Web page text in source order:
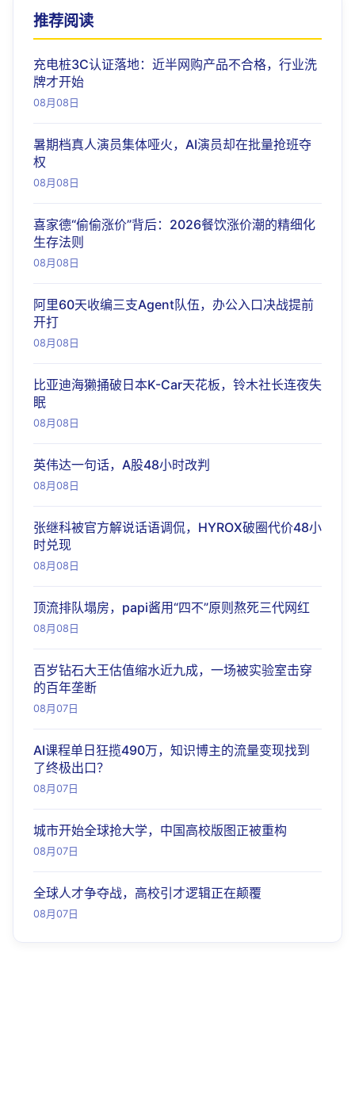
推荐阅读
充电桩3C认证落地：近半网购产品不合格，行业洗
牌才开始
08月08日
暑期档真人演员集体哑火，AI演员却在批量抢班夺
权
08月08日
喜家德“偷偷涨价”背后：2026餐饮涨价潮的精细化
生存法则
08月08日
阿里60天收编三支Agent队伍，办公入口决战提前
开打
08月08日
比亚迪海獭捅破日本K-Car天花板，铃木社长连夜失
眠
08月08日
英伟达一句话，A股48小时改判
08月08日
张继科被官方解说话语调侃，HYROX破圈代价48小
时兑现
08月08日
顶流排队塌房，papi酱用“四不”原则熬死三代网红
08月08日
百岁钻石大王估值缩水近九成，一场被实验室击穿
的百年垄断
08月07日
AI课程单日狂揽490万，知识博主的流量变现找到
了终极出口？
08月07日
城市开始全球抢大学，中国高校版图正被重构
08月07日
全球人才争夺战，高校引才逻辑正在颠覆
08月07日